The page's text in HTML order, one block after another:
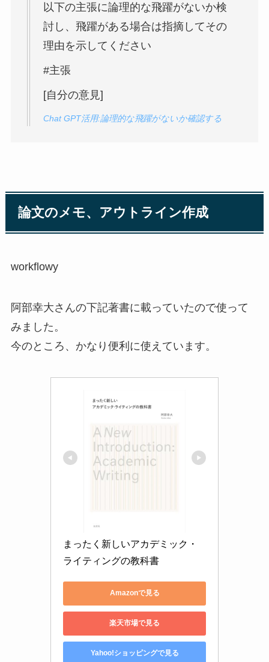
以下の主張に論理的な飛躍がないか検
討し、飛躍がある場合は指摘してその
理由を示してください
#主張
[自分の意見]
Chat GPT活用:論理的な飛躍がないか確認する
論文のメモ、アウトライン作成
workflowy
阿部幸大さんの下記著書に載っていたので使って
みました。
今のところ、かなり便利に使えています。
まったく新しいアカデミック・
ライティングの教科書
Amazonで見る
楽天市場で見る
Yahoo!ショッピングで見る